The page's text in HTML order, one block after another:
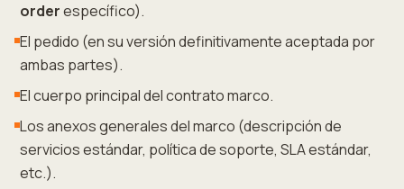
orderespecífico).
El pedido (en su versión definitivamente aceptada por
ambas partes).
El cuerpo principal del contrato marco.
Los anexos generales del marco (descripción de
servicios estándar, política de soporte, SLA estándar,
etc.).